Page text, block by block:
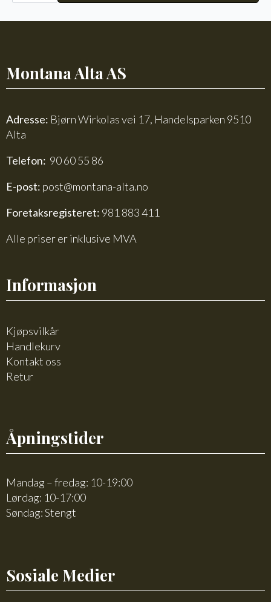
Faerytale
Montana Alta AS
Adresse: Bjørn Wirkolas vei 17, Handelsparken 9510
Alta
Telefon: 90 60 55 86
E-post: post@montana-alta.no
Foretaksregisteret: 981 883 411
Alle priser er inklusive MVA
Informasjon
Kjøpsvilkår
Handlekurv
Kontakt oss
Retur
Åpningstider
Mandag – fredag: 10-19:00
Lørdag: 10-17:00
Søndag: Stengt
Sosiale Medier